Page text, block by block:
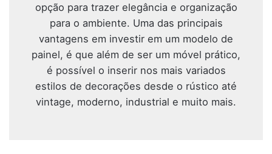
opção para trazer elegância e organização
para o ambiente. Uma das principais
vantagens em investir em um modelo de
painel, é que além de ser um móvel prático,
é possível o inserir nos mais variados
estilos de decorações desde o rústico até
vintage, moderno, industrial e muito mais.